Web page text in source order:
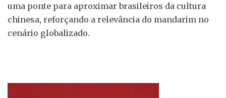
uma ponte para aproximar brasileiros da cultura
chinesa, reforçando a relevância do mandarim no
cenário globalizado.